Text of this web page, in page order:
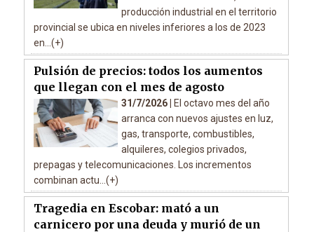
producción industrial en el territorio
provincial se ubica en niveles inferiores a los de 2023
en...(+)
Pulsión de precios: todos los aumentos
que llegan con el mes de agosto
31/7/2026 |
El octavo mes del año
arranca con nuevos ajustes en luz,
gas, transporte, combustibles,
alquileres, colegios privados,
prepagas y telecomunicaciones. Los incrementos
combinan actu...(+)
Tragedia en Escobar: mató a un
carnicero por una deuda y murió de un